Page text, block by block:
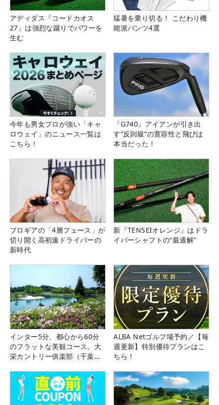
アディダス『コードカオス
27』は強烈な蹴りでパワーを
生む
猛暑を乗り切る！ こだわり機
能派パンツ4選
今年も男女プロが強い「キャ
ロウェイ」のニュース一覧は
こちら！
『G740』アイアンが引き出
す“反則級”の寛容性と飛びは
本当だった！
プロギアの「4層フェース」が
切り開く高初速ドライバーの
新時代
新『TENSEIオレンジ』はドラ
イバーシャフトの“最適解”
インター5分、都心から60分
のフラットな美観コース。大
栄カントリー俱楽部（千葉
ALBA Netゴルフ場予約／【毎
週更新】特別優待プランはこ
ちら！